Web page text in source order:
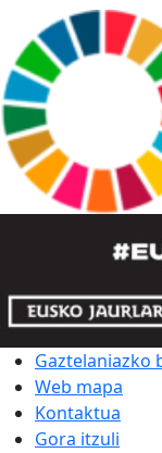
Gaztelaniazko
Web mapa
Kontaktua
Gora itzuli